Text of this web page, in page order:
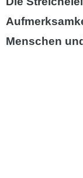
Menschen